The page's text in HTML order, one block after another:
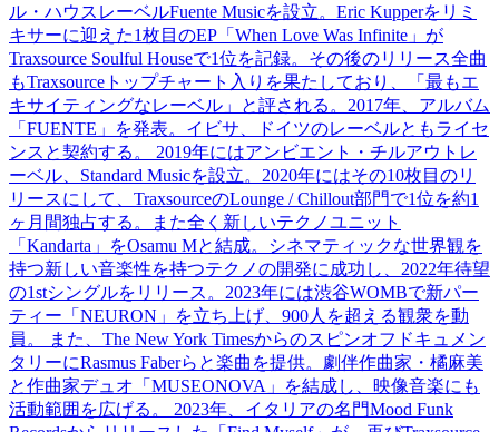
ル・ハウスレーベルFuente Musicを設立。Eric Kupperをリミ
キサーに迎えた1枚目のEP「When Love Was Infinite」が
Traxsource Soulful Houseで1位を記録。その後のリリース全曲
もTraxsourceトップチャート入りを果たしており、「最もエ
キサイティングなレーベル」と評される。2017年、アルバム
「FUENTE」を発表。イビサ、ドイツのレーベルともライセ
ンスと契約する。 2019年にはアンビエント・チルアウトレ
ーベル、Standard Musicを設立。2020年にはその10枚目のリ
リースにして、TraxsourceのLounge / Chillout部門で1位を約1
ヶ月間独占する。また全く新しいテクノユニット
「Kandarta」をOsamu Mと結成。シネマティックな世界観を
持つ新しい音楽性を持つテクノの開発に成功し、2022年待望
の1stシングルをリリース。2023年には渋谷WOMBで新パー
ティー「NEURON」を立ち上げ、900人を超える観衆を動
員。 また、The New York Timesからのスピンオフドキュメン
タリーにRasmus Faberらと楽曲を提供。劇伴作曲家・橘麻美
と作曲家デュオ「MUSEONOVA」を結成し、映像音楽にも
活動範囲を広げる。 2023年、イタリアの名門Mood Funk